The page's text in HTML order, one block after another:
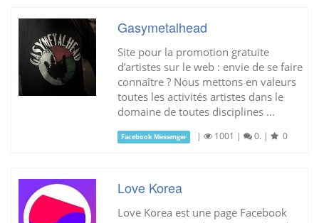
Gasymetalhead
Site pour la promotion gratuite
d’artistes sur le web : envie de se faire
connaître ? Nous mettons en valeurs
toutes les activités artistes dans le
domaine de toutes disciplines ...
Facebook Messenger | 1001 | 0. | 0
Love Korea
Love Korea est une page Facebook